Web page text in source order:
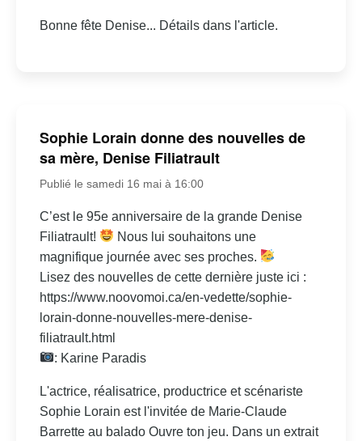
Bonne fête Denise... Détails dans l'article.
Sophie Lorain donne des nouvelles de
sa mère, Denise Filiatrault
Publié le samedi 16 mai à 16:00
C’est le 95e anniversaire de la grande Denise
Filiatrault!
Nous lui souhaitons une
magnifique journée avec ses proches.
Lisez des nouvelles de cette dernière juste ici :
https://www.noovomoi.ca/en-vedette/sophie-
lorain-donne-nouvelles-mere-denise-
filiatrault.html
: Karine Paradis
L'actrice, réalisatrice, productrice et scénariste
Sophie Lorain est l'invitée de Marie-Claude
Barrette au balado Ouvre ton jeu. Dans un extrait